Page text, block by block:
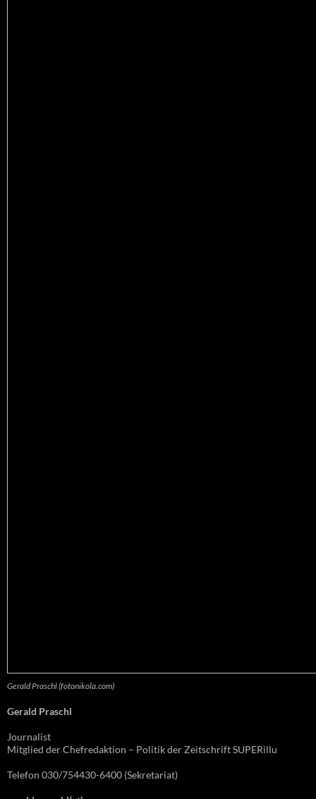
Gerald Praschl (fotonikola.com)
Gerald Praschl
Journalist
Mitglied der Chefredaktion – Politik der Zeitschrift SUPERillu
Telefon 030/754430-6400 (Sekretariat)